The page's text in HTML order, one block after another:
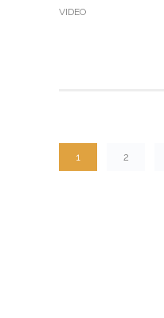
VIDEO
1 2